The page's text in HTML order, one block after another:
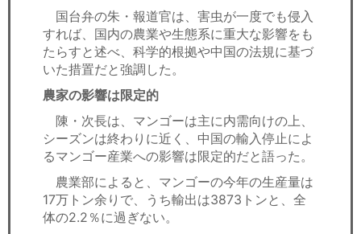
国台弁の朱・報道官は、害虫が一度でも侵入
すれば、国内の農業や生態系に重大な影響をも
たらすと述べ、科学的根拠や中国の法規に基づ
いた措置だと強調した。
農家の影響は限定的
陳・次長は、マンゴーは主に内需向けの上、
シーズンは終わりに近く、中国の輸入停止によ
るマンゴー産業への影響は限定的だと語った。
農業部によると、マンゴーの今年の生産量は
17万トン余りで、うち輸出は3873トンと、全
体の2.2％に過ぎない。